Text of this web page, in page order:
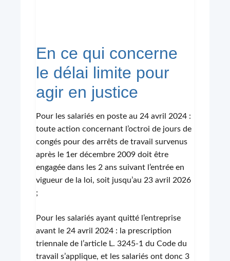
En ce qui concerne
le délai limite pour
agir en justice
Pour les salariés en poste au 24 avril 2024 :
toute action concernant l’octroi de jours de
congés pour des arrêts de travail survenus
après le 1er décembre 2009 doit être
engagée dans les 2 ans suivant l’entrée en
vigueur de la loi, soit jusqu’au 23 avril 2026
;
Pour les salariés ayant quitté l’entreprise
avant le 24 avril 2024 : la prescription
triennale de l’article L. 3245-1 du Code du
travail s’applique, et les salariés ont donc 3